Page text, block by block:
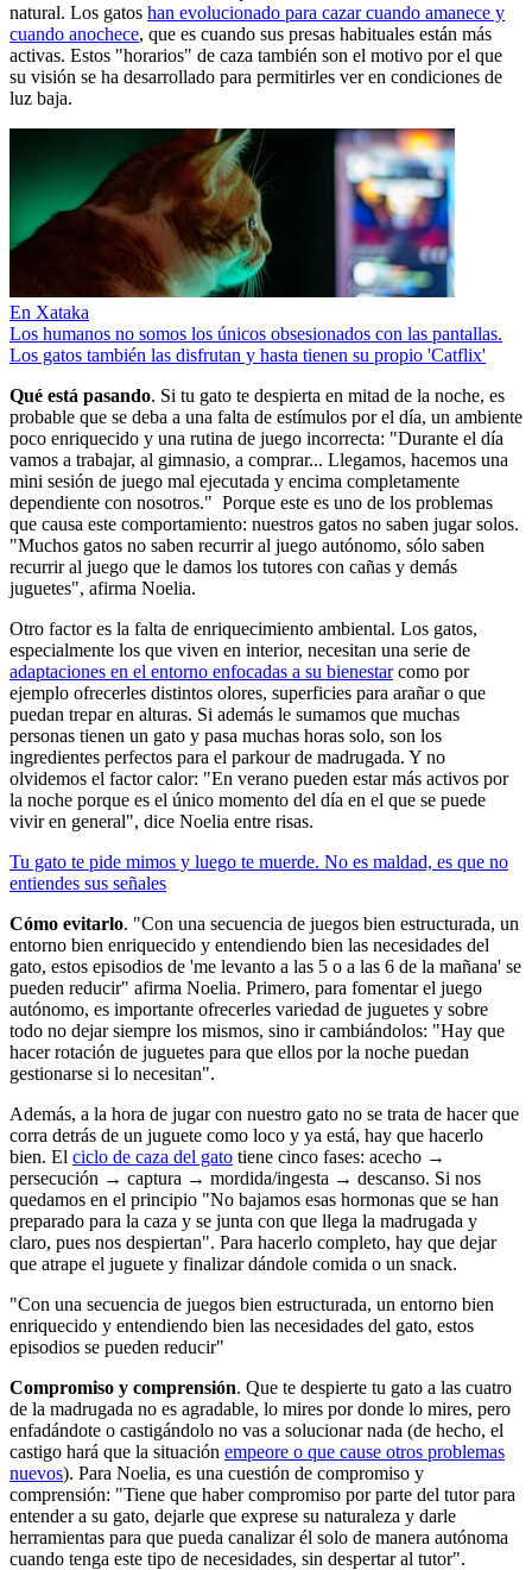
natural. Los gatos han evolucionado para cazar cuando amanece y
cuando anochece, que es cuando sus presas habituales están más
activas. Estos "horarios" de caza también son el motivo por el que
su visión se ha desarrollado para permitirles ver en condiciones de
luz baja.
En Xataka
Los humanos no somos los únicos obsesionados con las pantallas.
Los gatos también las disfrutan y hasta tienen su propio 'Catflix'
Qué está pasando. Si tu gato te despierta en mitad de la noche, es
probable que se deba a una falta de estímulos por el día, un ambiente
poco enriquecido y una rutina de juego incorrecta: "Durante el día
vamos a trabajar, al gimnasio, a comprar... Llegamos, hacemos una
mini sesión de juego mal ejecutada y encima completamente
dependiente con nosotros." Porque este es uno de los problemas
que causa este comportamiento: nuestros gatos no saben jugar solos.
"Muchos gatos no saben recurrir al juego autónomo, sólo saben
recurrir al juego que le damos los tutores con cañas y demás
juguetes", afirma Noelia.
Otro factor es la falta de enriquecimiento ambiental. Los gatos,
especialmente los que viven en interior, necesitan una serie de
adaptaciones en el entorno enfocadas a su bienestarcomo por
ejemplo ofrecerles distintos olores, superficies para arañar o que
puedan trepar en alturas. Si además le sumamos que muchas
personas tienen un gato y pasa muchas horas solo, son los
ingredientes perfectos para el parkour de madrugada. Y no
olvidemos el factor calor: "En verano pueden estar más activos por
la noche porque es el único momento del día en el que se puede
vivir en general", dice Noelia entre risas.
Tu gato te pide mimos y luego te muerde. No es maldad, es que no
entiendes sus señales
Cómo evitarlo. "Con una secuencia de juegos bien estructurada, un
entorno bien enriquecido y entendiendo bien las necesidades del
gato, estos episodios de 'me levanto a las 5 o a las 6 de la mañana' se
pueden reducir" afirma Noelia. Primero, para fomentar el juego
autónomo, es importante ofrecerles variedad de juguetes y sobre
todo no dejar siempre los mismos, sino ir cambiándolos: "Hay que
hacer rotación de juguetes para que ellos por la noche puedan
gestionarse si lo necesitan".
Además, a la hora de jugar con nuestro gato no se trata de hacer que
corra detrás de un juguete como loco y ya está, hay que hacerlo
bien. El ciclo de caza del gato tiene cinco fases: acecho →
persecución → captura → mordida/ingesta → descanso. Si nos
quedamos en el principio "No bajamos esas hormonas que se han
preparado para la caza y se junta con que llega la madrugada y
claro, pues nos despiertan". Para hacerlo completo, hay que dejar
que atrape el juguete y finalizar dándole comida o un snack.
"Con una secuencia de juegos bien estructurada, un entorno bien
enriquecido y entendiendo bien las necesidades del gato, estos
episodios se pueden reducir"
Compromiso y comprensión. Que te despierte tu gato a las cuatro
de la madrugada no es agradable, lo mires por donde lo mires, pero
enfadándote o castigándolo no vas a solucionar nada (de hecho, el
castigo hará que la situación empeore o que cause otros problemas
nuevos). Para Noelia, es una cuestión de compromiso y
comprensión: "Tiene que haber compromiso por parte del tutor para
entender a su gato, dejarle que exprese su naturaleza y darle
herramientas para que pueda canalizar él solo de manera autónoma
cuando tenga este tipo de necesidades, sin despertar al tutor".